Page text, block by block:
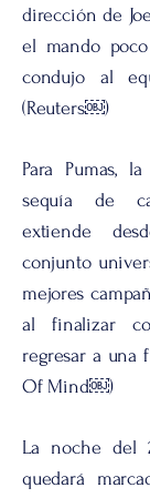
dirección de
el mando
condujo al
(Reuters￼)
Para Pumas,
sequía de
extiende
conjunto
mejores
al finalizar
regresar a una
Of Mind￼)
La noche del
quedará